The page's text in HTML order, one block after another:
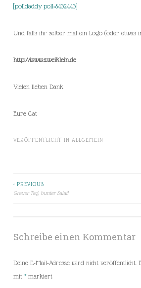
[polldaddy poll=8432443]
Und falls ihr selber mal ein Logo (oder etwas
http://www.zweiklein.de
Vielen lieben Dank
Eure Cat
VERÖFFENTLICHT IN ALLGEMEIN
Beitragsnavigation
< PREVIOUS
Grauer Tag, bunter Salat!
Schreibe einen Kommentar
Deine E-Mail-Adresse wird nicht veröffentlicht.
mit *markiert